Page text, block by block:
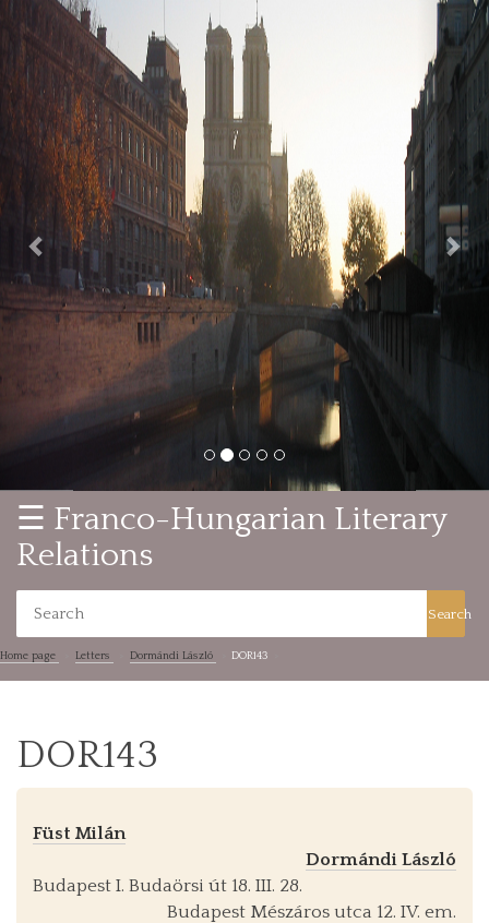
Previous
☰ Franco-Hungarian Literary
Relations
Search
Home page Letters Dormándi László DOR143
DOR143
Füst Milán
Dormándi László
Budapest I. Budaörsi út 18. III. 28.
Budapest Mészáros utca 12. IV. em.